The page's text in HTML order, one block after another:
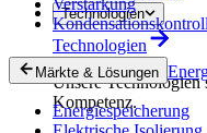
Technologien
Technologien
Unsere
Kompetenz.
Verstärkung
Märkte & Lösungen
Energiespeicherung